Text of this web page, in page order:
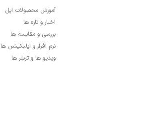
آموزش محصولات اپل
اخبار و تازه ها
بررسی و مقایسه ها
نرم افزار و اپلیکیشن ها
ویدیو ها و تریلر ها